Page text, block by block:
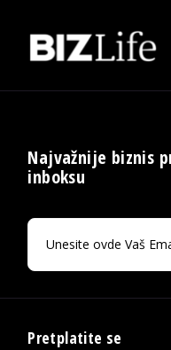
Najvažnije biznis
inboksu
Pretplatite se